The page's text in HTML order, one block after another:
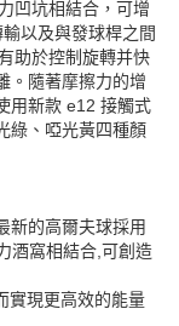
凹坑相結合，可增
以及與發球桿之間
助於控制旋轉并快
。隨著摩擦力的增
用新款 e12 接觸式
綠、啞光黃四種顏
新的高爾夫球採用
酒窩相結合,可創造
實現更高效的能量